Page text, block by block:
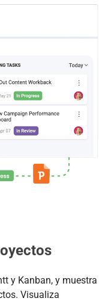
y Kanban, y muestra
Visualiza